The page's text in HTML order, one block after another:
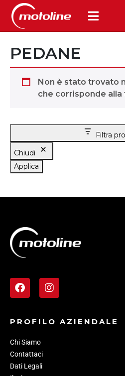
PEDANE
Non è stato trovato
che corrisponde alla
Filtra
Chiudi
Applica
PROFILO AZIENDALE
Chi Siamo
Contattaci
Dati Legali